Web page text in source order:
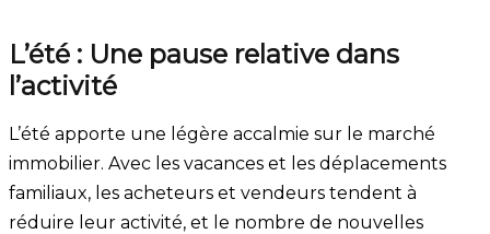
L’été : Une pause relative dans
l’activité
L’été apporte une légère accalmie sur le marché
immobilier. Avec les vacances et les déplacements
familiaux, les acheteurs et vendeurs tendent à
réduire leur activité, et le nombre de nouvelles